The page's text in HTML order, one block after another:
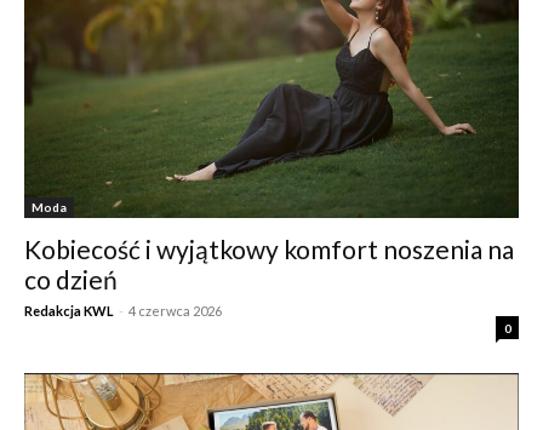
Moda
Kobiecość i wyjątkowy komfort noszenia na
co dzień
Redakcja KWL - 4 czerwca 2026
0